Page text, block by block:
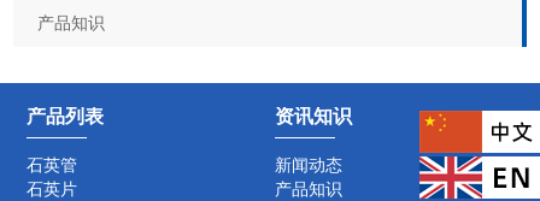
产品知识
产品列表
石英管
石英片
资讯知识
新闻动态
产品知识